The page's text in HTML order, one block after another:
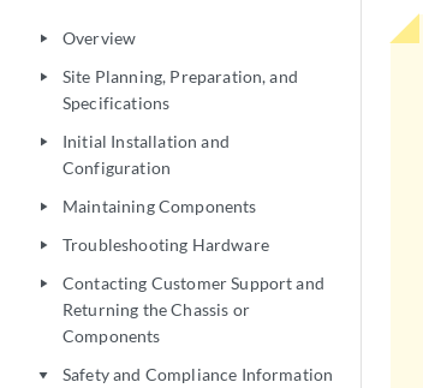
play_arrow Overview
play_arrow
Site Planning, Preparation, and
Specifications
play_arrow
Initial Installation and
Configuration
play_arrow Maintaining Components
play_arrow Troubleshooting Hardware
play_arrow
Contacting Customer Support and
Returning the Chassis or
Components
play_arrow
Safety and Compliance Information